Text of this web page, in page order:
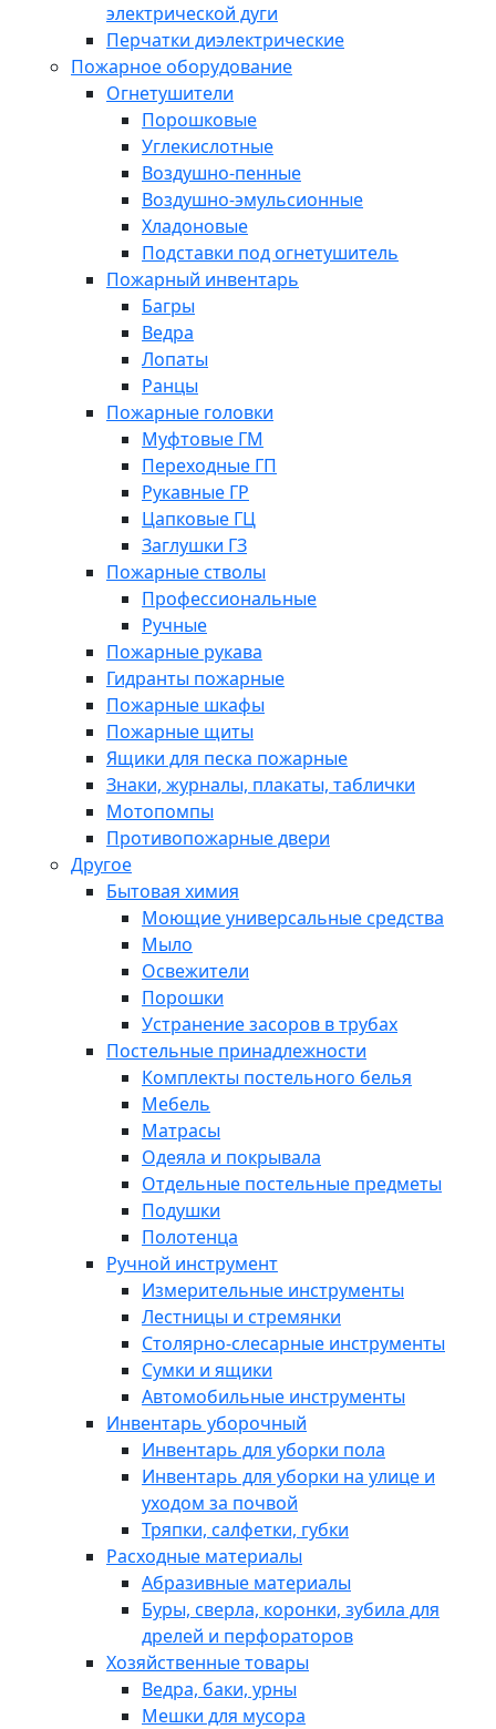
электрической дуги
Перчатки диэлектрические
Пожарное оборудование
Огнетушители
Порошковые
Углекислотные
Воздушно-пенные
Воздушно-эмульсионные
Хладоновые
Подставки под огнетушитель
Пожарный инвентарь
Багры
Ведра
Лопаты
Ранцы
Пожарные головки
Муфтовые ГМ
Переходные ГП
Рукавные ГР
Цапковые ГЦ
Заглушки ГЗ
Пожарные стволы
Профессиональные
Ручные
Пожарные рукава
Гидранты пожарные
Пожарные шкафы
Пожарные щиты
Ящики для песка пожарные
Знаки, журналы, плакаты, таблички
Мотопомпы
Противопожарные двери
Другое
Бытовая химия
Моющие универсальные средства
Мыло
Освежители
Порошки
Устранение засоров в трубах
Постельные принадлежности
Комплекты постельного белья
Мебель
Матрасы
Одеяла и покрывала
Отдельные постельные предметы
Подушки
Полотенца
Ручной инструмент
Измерительные инструменты
Лестницы и стремянки
Столярно-слесарные инструменты
Сумки и ящики
Автомобильные инструменты
Инвентарь уборочный
Инвентарь для уборки пола
Инвентарь для уборки на улице и
уходом за почвой
Тряпки, салфетки, губки
Расходные материалы
Абразивные материалы
Буры, сверла, коронки, зубила для
дрелей и перфораторов
Хозяйственные товары
Ведра, баки, урны
Мешки для мусора